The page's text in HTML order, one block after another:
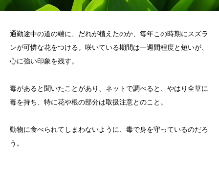
通勤途中の道の端に、だれが植えたのか、毎年この時期にスズラ
ンが可憐な花をつける。咲いている期間は一週間程度と短いが、
心に強い印象を残す。
毒があると聞いたことがあり、ネットで調べると、やはり全草に
毒を持ち、特に花や根の部分は取扱注意とのこと。
動物に食べられてしまわないように、毒で身を守っているのだろ
う。